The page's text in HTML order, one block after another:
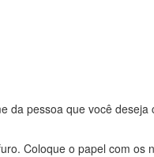
da pessoa que você
Coloque o papel com os